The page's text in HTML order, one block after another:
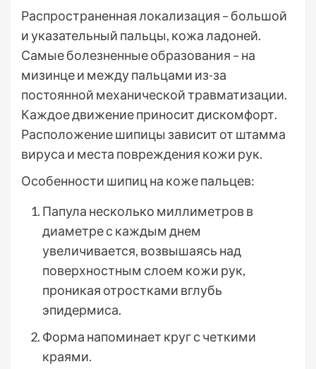
Распространенная локализация – большой
и указательный пальцы, кожа ладоней.
Самые болезненные образования – на
мизинце и между пальцами из-за
постоянной механической травматизации.
Каждое движение приносит дискомфорт.
Расположение шипицы зависит от штамма
вируса и места повреждения кожи рук.
Особенности шипиц на коже пальцев:
Папула несколько миллиметров в
диаметре с каждым днем
увеличивается, возвышаясь над
поверхностным слоем кожи рук,
проникая отростками вглубь
эпидермиса.
Форма напоминает круг с четкими
краями.